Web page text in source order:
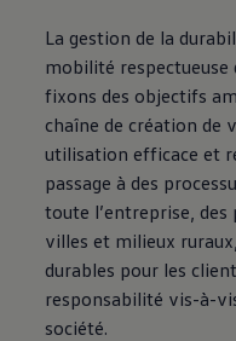
La gestion de la
mobilité respectueuse
fixons des objectifs
chaîne de création de
utilisation efficace et
passage à des
toute l’entreprise,
villes et milieux
durables pour les
responsabilité vis-à-
société.